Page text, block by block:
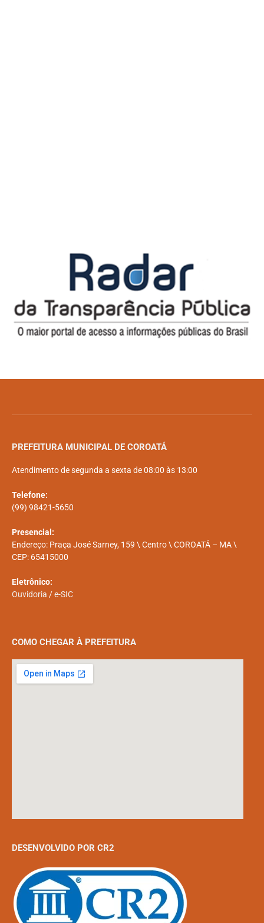
PREFEITURA MUNICIPAL DE COROATÁ
Atendimento de segunda a sexta de 08:00 às 13:00
Telefone:
(99) 98421-5650
Presencial:
Endereço: Praça José Sarney, 159 \ Centro \ COROATÁ – MA \
CEP: 65415000
Eletrônico:
Ouvidoria /e-SIC
COMO CHEGAR À PREFEITURA
DESENVOLVIDO POR CR2